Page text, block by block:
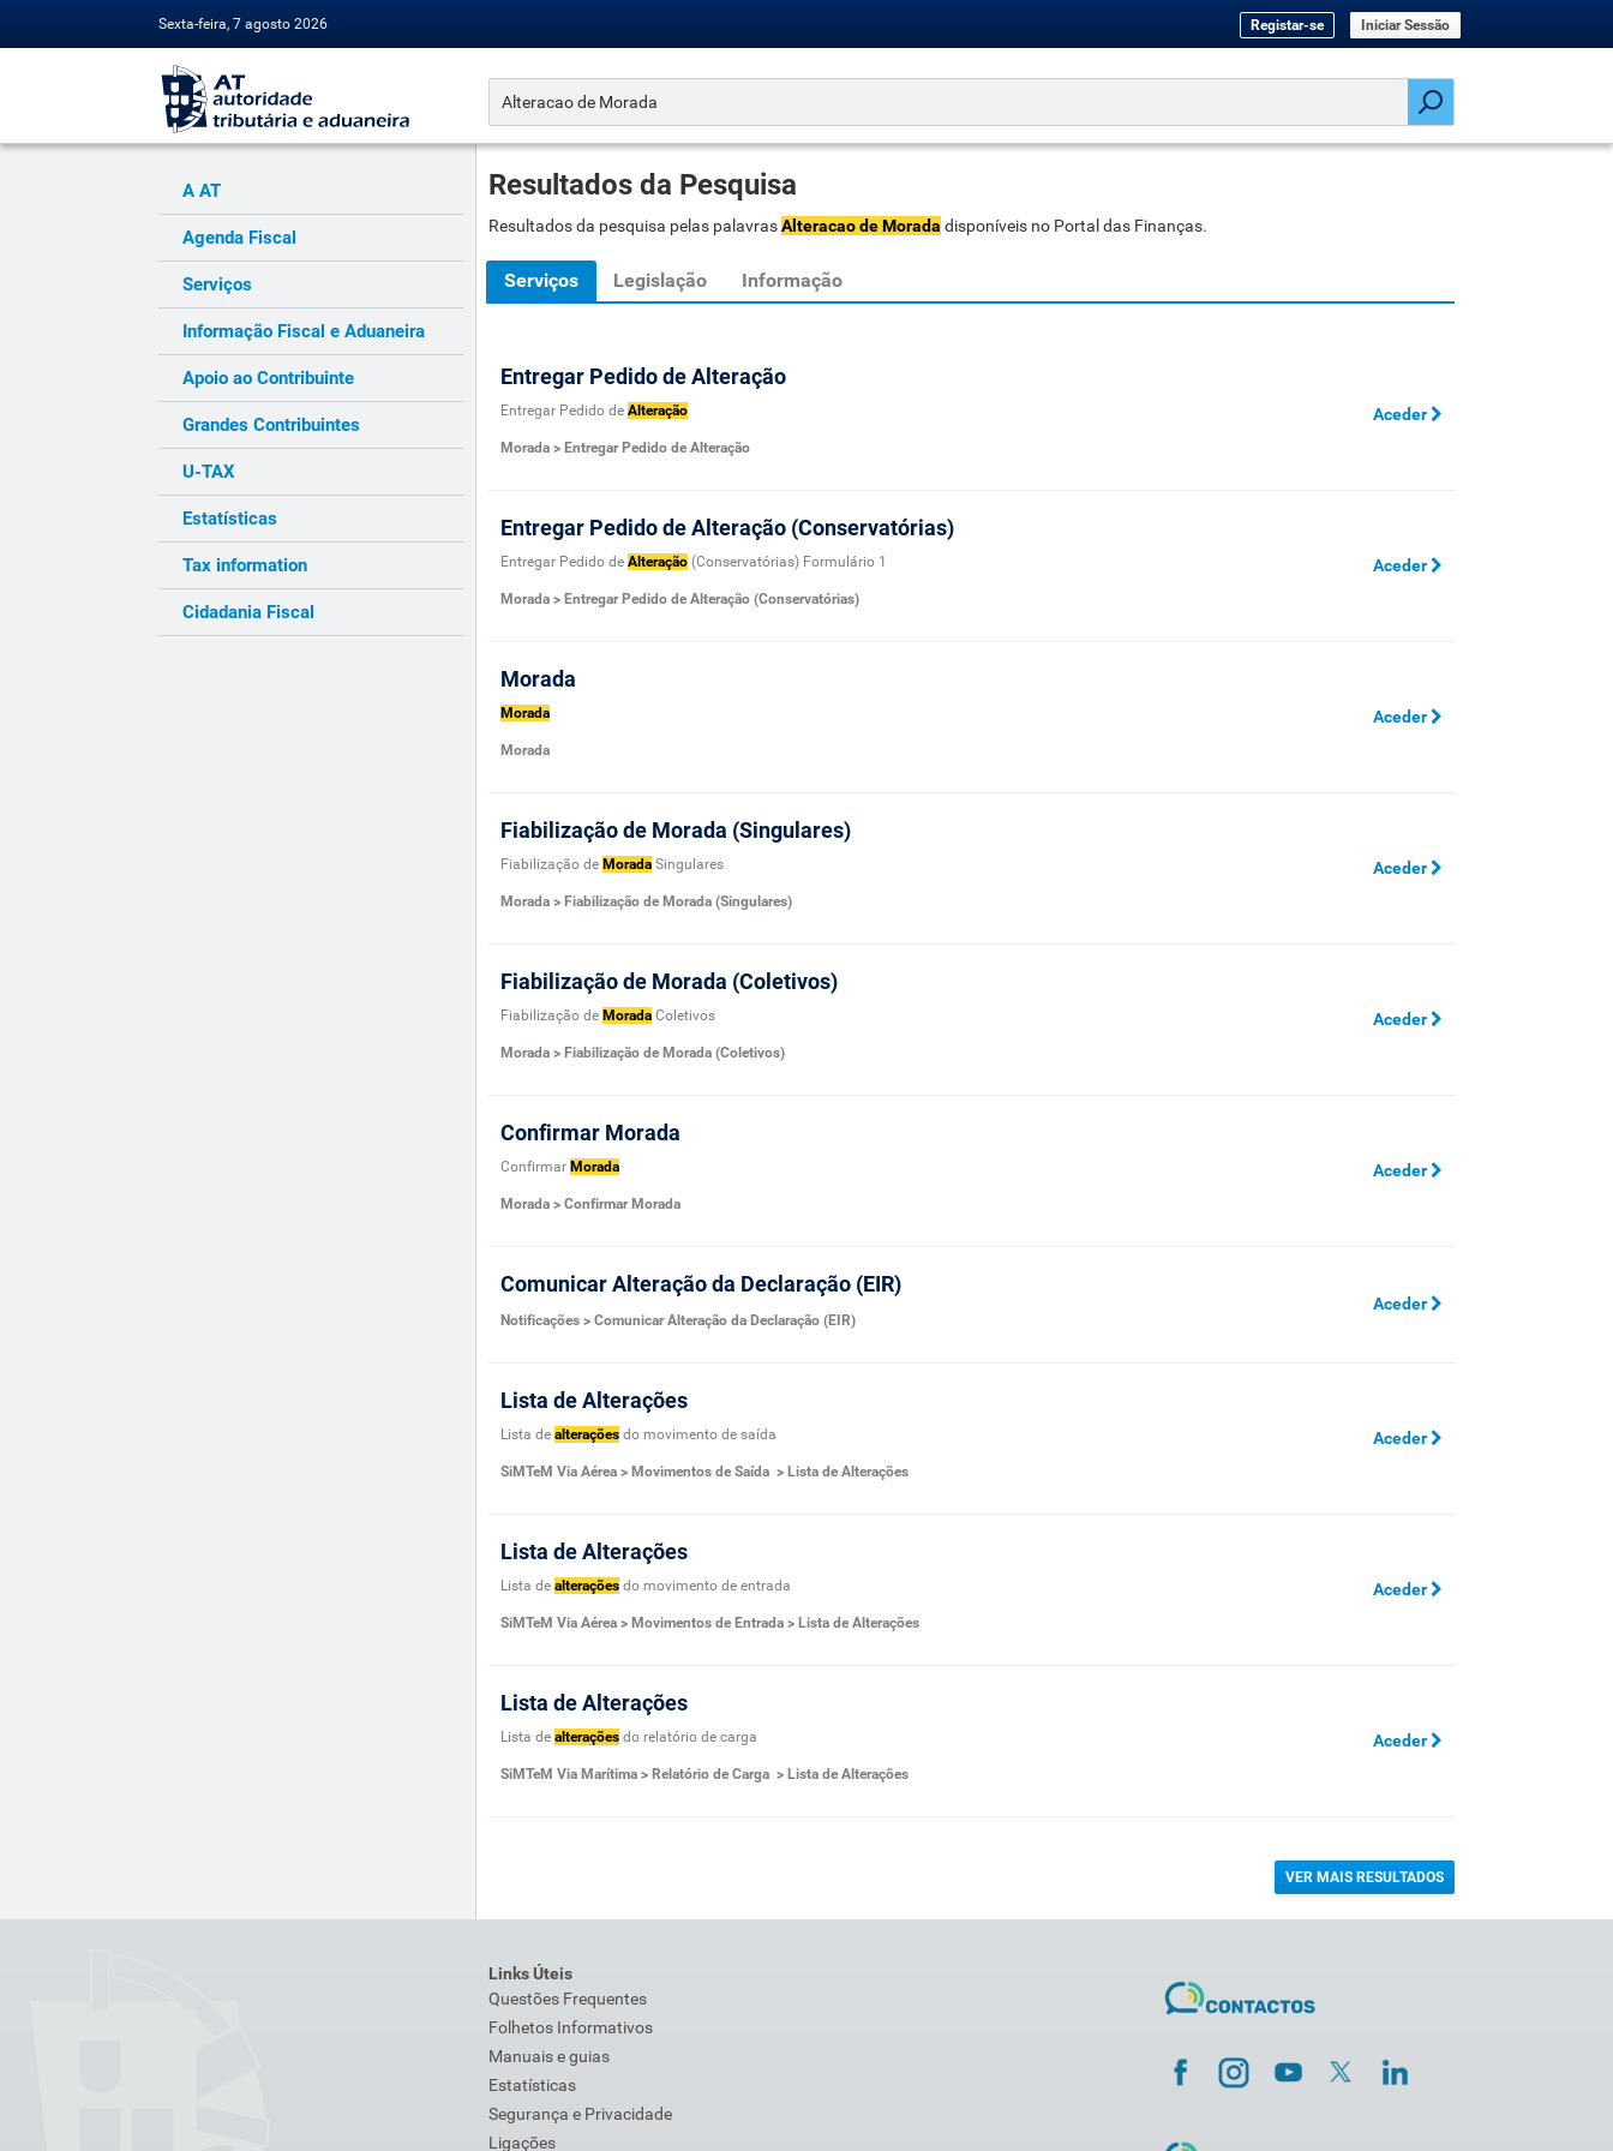
Sexta-feira, 7 agosto 2026 Registar-se Iniciar Sessão
A AT
Agenda Fiscal
Serviços
Informação Fiscal e Aduaneira
Apoio ao Contribuinte
Grandes Contribuintes
U-TAX
Estatísticas
Tax information
Cidadania Fiscal
Resultados da Pesquisa
Resultados da pesquisa pelas palavrasAlteracao de Morada disponíveis no Portal das Finanças.
Serviços Legislação Informação
Entregar Pedido de Alteração
Entregar Pedido de Alteração
Morada > Entregar Pedido de Alteração
Aceder
Entregar Pedido de Alteração (Conservatórias)
Entregar Pedido de Alteração (Conservatórias) Formulário 1
Morada > Entregar Pedido de Alteração (Conservatórias)
Aceder
Morada
Morada
Morada
Aceder
Fiabilização de Morada (Singulares)
Fiabilização de Morada Singulares
Morada > Fiabilização de Morada (Singulares)
Aceder
Fiabilização de Morada (Coletivos)
Fiabilização de Morada Coletivos
Morada > Fiabilização de Morada (Coletivos)
Aceder
Confirmar Morada
Confirmar Morada
Morada > Confirmar Morada
Aceder
Comunicar Alteração da Declaração (EIR)
Notificações > Comunicar Alteração da Declaração (EIR)
Aceder
Lista de Alterações
Lista de alterações do movimento de saída
SiMTeM Via Aérea > Movimentos de Saída > Lista de Alterações
Aceder
Lista de Alterações
Lista de alterações do movimento de entrada
SiMTeM Via Aérea > Movimentos de Entrada > Lista de Alterações
Aceder
Lista de Alterações
Lista de alterações do relatório de carga
SiMTeM Via Marítima > Relatório de Carga > Lista de Alterações
Aceder
VER MAIS RESULTADOS
Links Úteis
Questões Frequentes
Folhetos Informativos
Manuais e guias
Estatísticas
Segurança e Privacidade
Ligações